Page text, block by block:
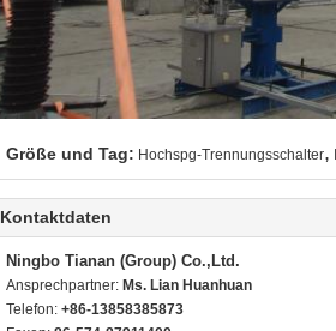
Größe und Tag: Hochspg-Trennungsschalter,
Kontaktdaten
Ningbo Tianan (Group) Co.,Ltd.
Ansprechpartner: Ms. Lian Huanhuan
Telefon: +86-13858385873